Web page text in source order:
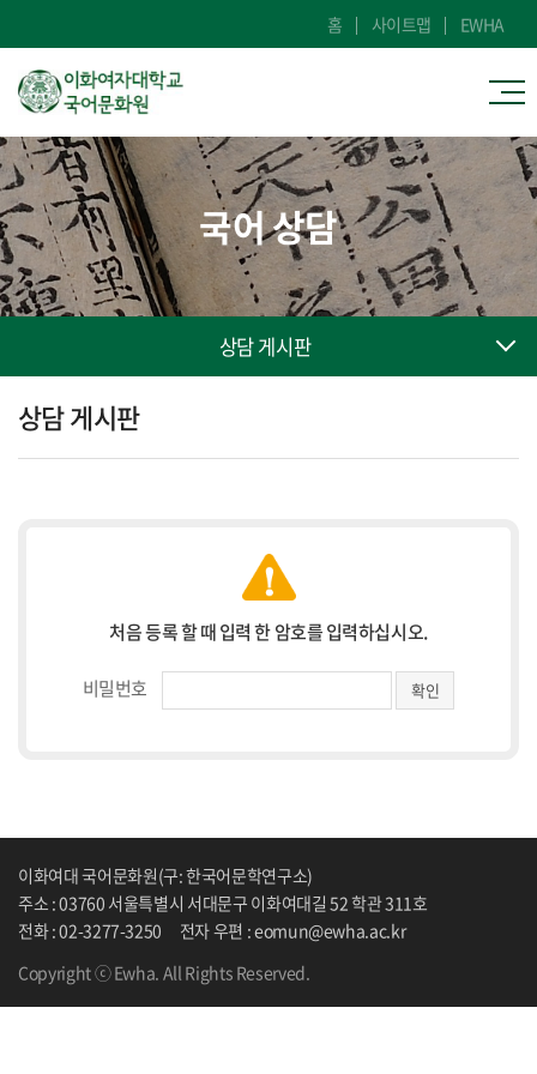
홈 사이트맵 EWHA
국어 상담
상담 게시판
상담 게시판
처음 등록 할 때 입력 한 암호를 입력하십시오.
비밀번호
이화여대 국어문화원(구: 한국어문학연구소)
주소 : 03760 서울특별시 서대문구 이화여대길 52 학관 311호
전화 : 02-3277-3250
전자 우편 : eomun@ewha.ac.kr
Copyright ⓒ Ewha. All Rights Reserved.